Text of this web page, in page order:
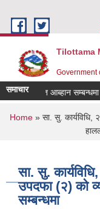
Tilottama
Government
समाचारआब्हान सम्बन्धमा।
You are
Home» सा. सु. कार्यविधि,
सा. सु.
उपदफा (२) को
सम्बन्धमा